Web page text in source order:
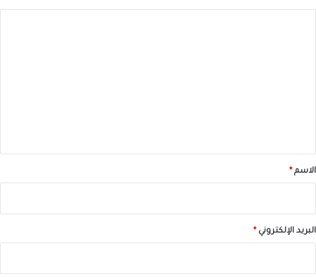
*الاسم *
البريد الإلكتروني *